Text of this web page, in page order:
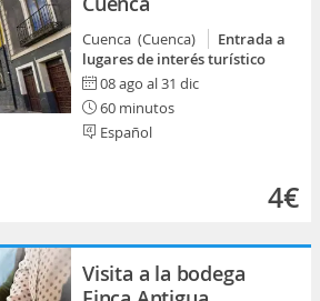
Cuenca (Cuenca)
Entrada a
lugares de interés turístico
08 ago al 31 dic
60 minutos
Español
4€
Visita a la bodega